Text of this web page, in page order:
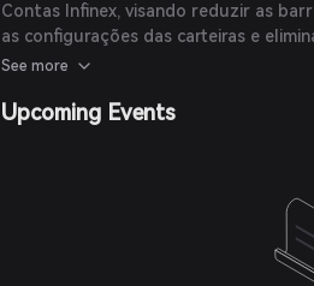
Contas Infinex, visando reduzir as
as configurações das carteiras e
plataforma em design amigável ao
See more
Upcoming Events